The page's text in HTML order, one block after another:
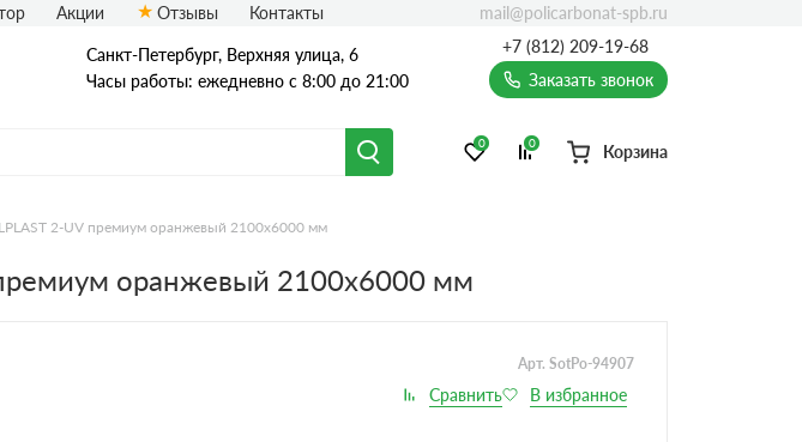
Санкт-Петербург, Верхняя улица, 6
Часы работы: ежедневно с 8:00 до 21:00
+7 (812) 209-19-68
Заказать звонок
0 0 Корзина
Акции Отзывы Контакты mail@policarbonat-spb.ru
2-UV премиум оранжевый 2100х6000 мм
оранжевый 2100х6000 мм
Арт. SotPo-94907